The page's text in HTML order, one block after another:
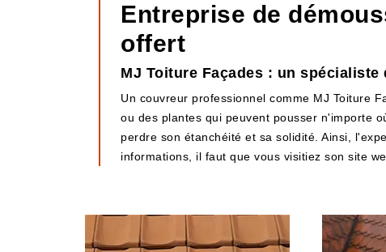
Entreprise de
offert
MJ Toiture Façades : un
Un couvreur professionnel comme MJ Toiture
ou des plantes qui peuvent pousser n'importe
perdre son étanchéité et sa solidité. Ainsi,
informations, il faut que vous visitiez son site